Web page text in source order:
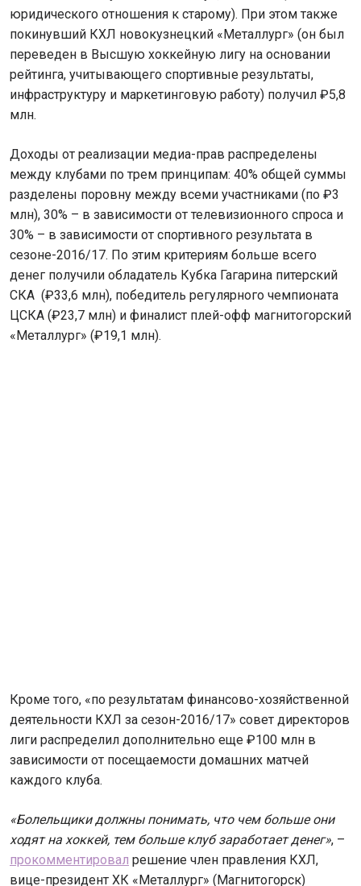
юридического отношения к старому). При этом также
покинувший КХЛ новокузнецкий «Металлург» (он был
переведен в Высшую хоккейную лигу на основании
рейтинга, учитывающего спортивные результаты,
инфраструктуру и маркетинговую работу) получил ₽5,8
млн.
Доходы от реализации медиа-прав распределены
между клубами по трем принципам: 40% общей суммы
разделены поровну между всеми участниками (по ₽3
млн), 30% – в зависимости от телевизионного спроса и
30% – в зависимости от спортивного результата в
сезоне-2016/17. По этим критериям больше всего
денег получили обладатель Кубка Гагарина питерский
СКА (₽33,6 млн), победитель регулярного чемпионата
ЦСКА (₽23,7 млн) и финалист плей-офф магнитогорский
«Металлург» (₽19,1 млн).
Кроме того, «по результатам финансово-хозяйственной
деятельности КХЛ за сезон-2016/17» совет директоров
лиги распределил дополнительно еще ₽100 млн в
зависимости от посещаемости домашних матчей
каждого клуба.
«Болельщики должны понимать, что чем больше они
ходят на хоккей, тем больше клуб заработает денег», –
прокомментировал решение член правления КХЛ,
вице-президент ХК «Металлург» (Магнитогорск)